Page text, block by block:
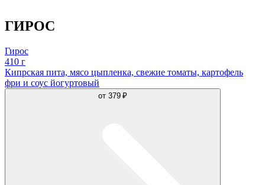
ГИРОС
Гирос
410 г
Кипрская пита, мясо цыпленка, свежие томаты, картофель
фри и соус йогуртовый
от 379 ₽